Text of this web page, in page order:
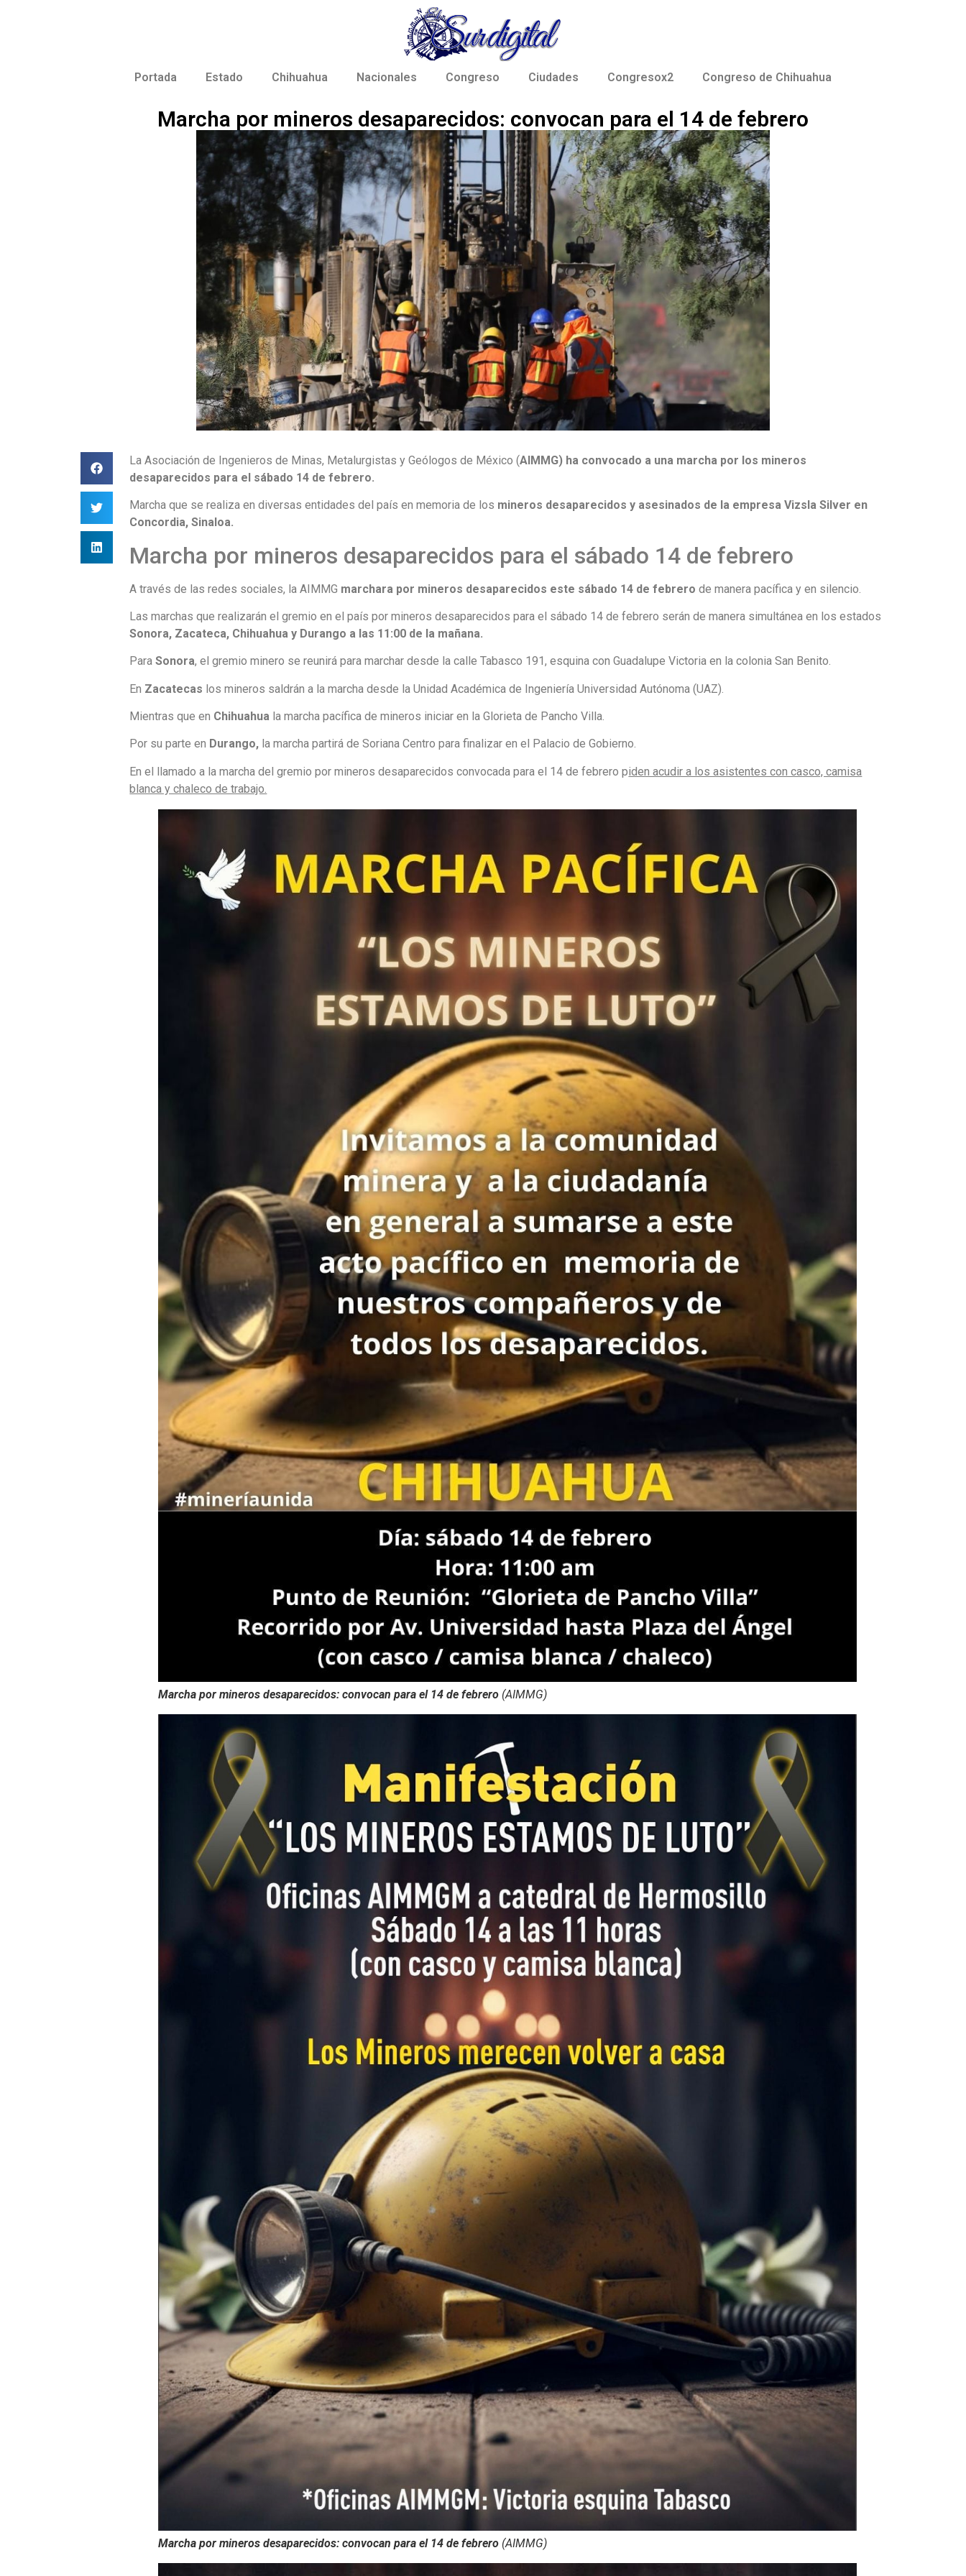
Portada Estado Chihuahua Nacionales Congreso Ciudades Congresox2 Congreso de Chihuahua
Marcha por mineros desaparecidos: convocan para el 14 de febrero
La Asociación de Ingenieros de Minas, Metalurgistas y Geólogos de México (AIMMG) ha convocado a una marcha por los mineros
desaparecidos para el sábado 14 de febrero.
Marcha que se realiza en diversas entidades del país en memoria de los mineros desaparecidos y asesinados de la empresaVizsla Silver en
Concordia, Sinaloa.
Marcha por mineros desaparecidos para el sábado 14 de febrero
A través de las redes sociales, la AIMMG marchara por mineros desaparecidos este sábado 14 de febrero de manera pacífica y en silencio.
Las marchas que realizarán el gremio en el país por mineros desaparecidos para el sábado 14 de febrero serán de manera simultánea en los estados
Sonora, Zacateca, Chihuahua y Durango a las 11:00 de la mañana.
ParaSonora, el gremio minero se reunirá para marchar desde la calle Tabasco 191, esquina con Guadalupe Victoria en la colonia San Benito.
En Zacatecas los mineros saldrán a la marcha desde la Unidad Académica de Ingeniería Universidad Autónoma (UAZ).
Mientras que en Chihuahua la marcha pacífica de mineros iniciar en la Glorieta de Pancho Villa.
Por su parte en Durango, la marcha partirá de Soriana Centro para finalizar en el Palacio de Gobierno.
En el llamado a la marcha del gremio por mineros desaparecidos convocada para el 14 de febrero piden acudir a los asistentes con casco, camisa
blanca y chaleco de trabajo.
Marcha por mineros desaparecidos: convocan para el 14 de febrero (AIMMG)
Marcha por mineros desaparecidos: convocan para el 14 de febrero (AIMMG)